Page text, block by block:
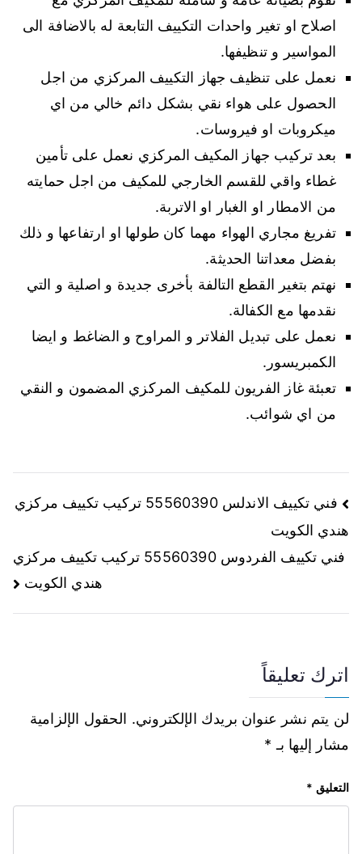
اصلاح او تغير واحدات التكييف التابعة له بالاضافة الى
المواسير و تنظيفها.
نعمل على تنظيف جهاز التكييف المركزي من اجل
الحصول على هواء نقي بشكل دائم خالي من اي
ميكروبات او فيروسات.
بعد تركيب جهاز المكيف المركزي نعمل على تأمين
غطاء واقي للقسم الخارجي للمكيف من اجل حمايته
من الامطار او الغبار او الاتربة.
تفريغ مجاري الهواء مهما كان طولها او ارتفاعها و ذلك
بفضل معداتنا الحديثة.
نهتم بتغير القطع التالفة بأخرى جديدة و اصلية و التي
نقدمها مع الكفالة.
نعمل على تبديل الفلاتر و المراوح و الضاغط و ايضا
الكمبريسور.
تعبئة غاز الفريون للمكيف المركزي المضمون و النقي
من اي شوائب.
فني تكييف الاندلس 55560390 تركيب تكييف مركزي
هندي الكويت
فني تكييف الفردوس 55560390 تركيب تكييف مركزي
هندي الكويت
اترك تعليقاً
لن يتم نشر عنوان بريدك الإلكتروني. الحقول الإلزامية
مشار إليها بـ *
التعليق *